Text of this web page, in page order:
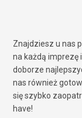
Znajdziesz u nas
na każdą imprezę
doborze
nas również
się szybko
have!